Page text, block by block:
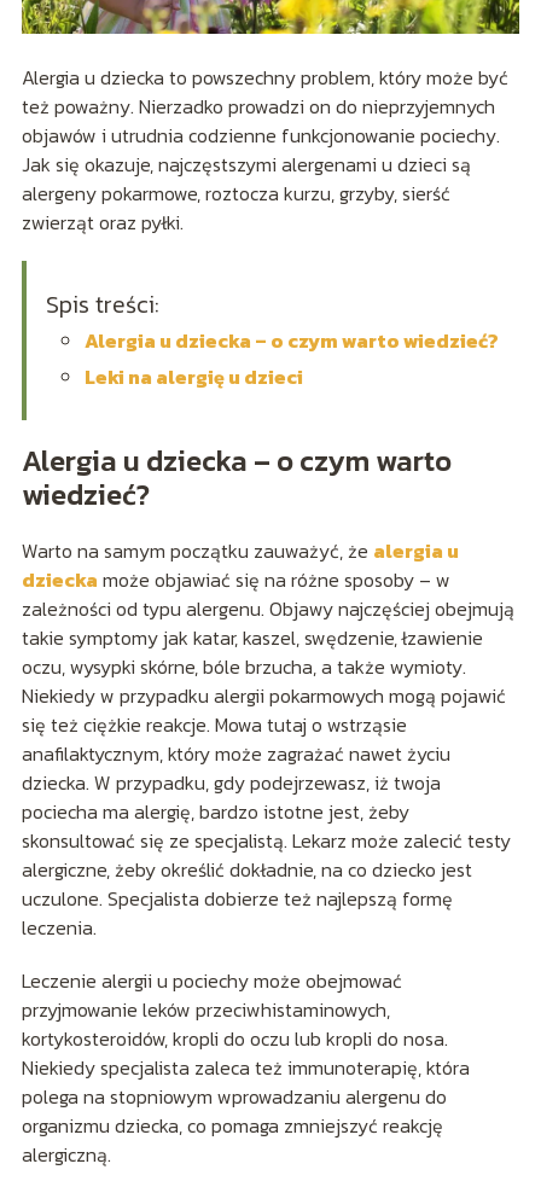
Alergia u dziecka to powszechny problem, który może być
też poważny. Nierzadko prowadzi on do nieprzyjemnych
objawów i utrudnia codzienne funkcjonowanie pociechy.
Jak się okazuje, najczęstszymi alergenami u dzieci są
alergeny pokarmowe, roztocza kurzu, grzyby, sierść
zwierząt oraz pyłki.
Spis treści:
Alergia u dziecka – o czym warto wiedzieć?
Leki na alergię u dzieci
Alergia u dziecka – o czym warto
wiedzieć?
Warto na samym początku zauważyć, że alergia u
dziecka może objawiać się na różne sposoby – w
zależności od typu alergenu. Objawy najczęściej obejmują
takie symptomy jak katar, kaszel, swędzenie, łzawienie
oczu, wysypki skórne, bóle brzucha, a także wymioty.
Niekiedy w przypadku alergii pokarmowych mogą pojawić
się też ciężkie reakcje. Mowa tutaj o wstrząsie
anafilaktycznym, który może zagrażać nawet życiu
dziecka. W przypadku, gdy podejrzewasz, iż twoja
pociecha ma alergię, bardzo istotne jest, żeby
skonsultować się ze specjalistą. Lekarz może zalecić testy
alergiczne, żeby określić dokładnie, na co dziecko jest
uczulone. Specjalista dobierze też najlepszą formę
leczenia.
Leczenie alergii u pociechy może obejmować
przyjmowanie leków przeciwhistaminowych,
kortykosteroidów, kropli do oczu lub kropli do nosa.
Niekiedy specjalista zaleca też immunoterapię, która
polega na stopniowym wprowadzaniu alergenu do
organizmu dziecka, co pomaga zmniejszyć reakcję
alergiczną.